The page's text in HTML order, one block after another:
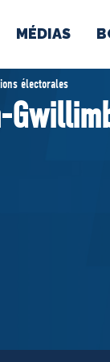
MÉDIAS
À
électorales